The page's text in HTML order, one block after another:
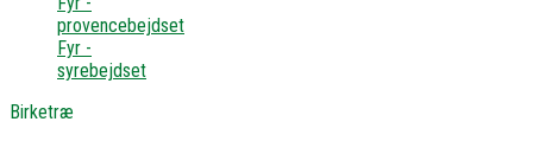
provencebejdset
Fyr -
syrebejdset
Birketræ